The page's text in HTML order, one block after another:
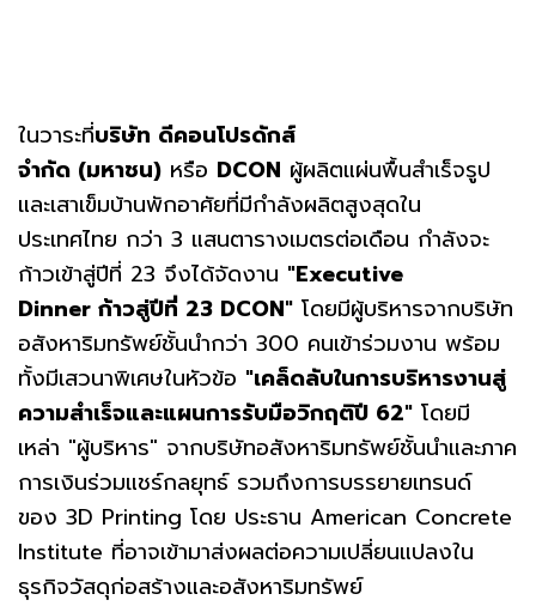
ในวาระที่บริษัท ดีคอนโปรดักส์
จำกัด (มหาชน) หรือ DCON ผู้ผลิตแผ่นพื้นสำเร็จรูป
และเสาเข็มบ้านพักอาศัยที่มีกำลังผลิตสูงสุดใน
ประเทศไทย กว่า 3 แสนตารางเมตรต่อเดือน กำลังจะ
ก้าวเข้าสู่ปีที่ 23 จึงได้จัดงาน "Executive
Dinner ก้าวสู่ปีที่ 23 DCON" โดยมีผู้บริหารจากบริษัท
อสังหาริมทรัพย์ชั้นนำกว่า 300 คนเข้าร่วมงาน พร้อม
ทั้งมีเสวนาพิเศษในหัวข้อ "เคล็ดลับในการบริหารงานสู่
ความสำเร็จและแผนการรับมือวิกฤติปี 62" โดยมี
เหล่า "ผู้บริหาร" จากบริษัทอสังหาริมทรัพย์ชั้นนำและภาค
การเงินร่วมแชร์กลยุทธ์ รวมถึงการบรรยายเทรนด์
ของ 3D Printing โดย ประธาน American Concrete
Institute ที่อาจเข้ามาส่งผลต่อความเปลี่ยนแปลงใน
ธุรกิจวัสดุก่อสร้างและอสังหาริมทรัพย์